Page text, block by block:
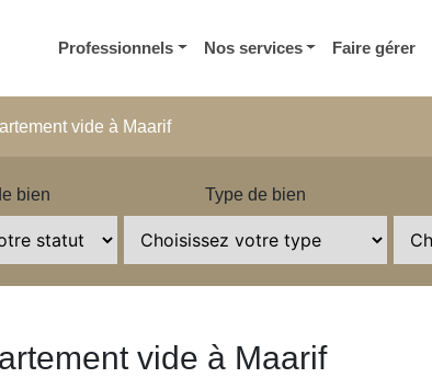
Professionnels Nos services Faire gérer
vide à Maarif
bien Type de bien
vide à Maarif